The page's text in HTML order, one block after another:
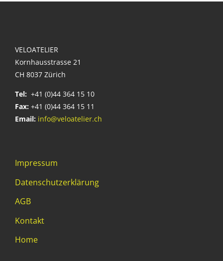
VELOATELIER
Kornhausstrasse 21
CH 8037 Zürich
Tel: +41 (0)44 364 15 10
Fax: +41 (0)44 364 15 11
Email: info@veloatelier.ch
Impressum
Datenschutzerklärung
AGB
Kontakt
Home